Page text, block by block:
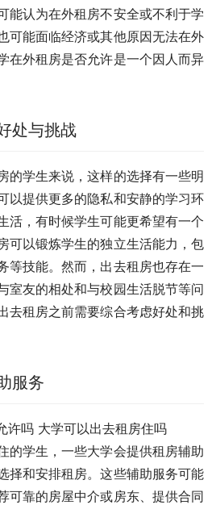
能认为在外租房不安全或不利于学
可能面临经济或其他原因无法在外
在外租房是否允许是一个因人而异
处与挑战
的学生来说，这样的选择有一些明
以提供更多的隐私和安静的学习环
活，有时候学生可能更希望有一个
可以锻炼学生的独立生活能力，包
等技能。然而，出去租房也存在一
室友的相处和与校园生活脱节等问
去租房之前需要综合考虑好处和挑
服务
的学生，一些大学会提供租房辅助
择和安排租房。这些辅助服务可能
可靠的房屋中介或房东、提供合同